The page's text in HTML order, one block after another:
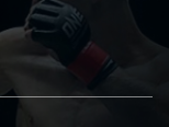
закрыть